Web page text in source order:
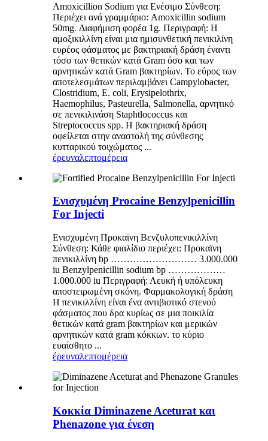
Amoxicillion Sodium για Ενέσιμο Σύνθεση:
Περιέχει ανά γραμμάριο: Amoxicillin sodium
50mg. Διαφήμιση φορέα 1g. Περιγραφή: Η
αμοξικιλλίνη είναι μια ημισυνθετική πενικιλίνη
ευρέος φάσματος με βακτηριακή δράση έναντι
τόσο των θετικών κατά Gram όσο και των
αρνητικών κατά Gram βακτηρίων. Το εύρος των
αποτελεσμάτων περιλαμβάνει Campylobacter,
Clostridium, E. coli, Erysipelothrix,
Haemophilus, Pasteurella, Salmonella, αρνητικό
σε πενικιλινάση Staphtlococcus και
Streptococcus spp. Η βακτηριακή δράση
οφείλεται στην αναστολή της σύνθεσης
κυτταρικού τοιχώματος ...
έρευναλεπτομέρεια
Ενισχυμένη Procaine Benzylpenicillin
For Injecti
Ενισχυμένη Προκαϊνη Βενζυλοπενικιλλίνη
Σύνθεση: Κάθε φιαλίδιο περιέχει: Προκαϊνη
πενικιλλίνη bp ……………………… 3.000.000
iu Benzylpenicillin sodium bp ………………
1.000.000 iu Περιγραφή: Λευκή ή υπόλευκη
αποστειρωμένη σκόνη. Φαρμακολογική δράση
Η πενικιλλίνη είναι ένα αντιβιοτικό στενού
φάσματος που δρα κυρίως σε μια ποικιλία
θετικών κατά gram βακτηρίων και μερικών
αρνητικών κατά gram κόκκων. το κύριο
ευαίσθητο ...
έρευναλεπτομέρεια
Κοκκία Diminazene Aceturat και
Phenazone για ένεση